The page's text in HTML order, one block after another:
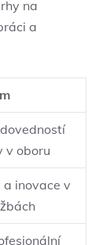
na
a
v oboru
inovace v